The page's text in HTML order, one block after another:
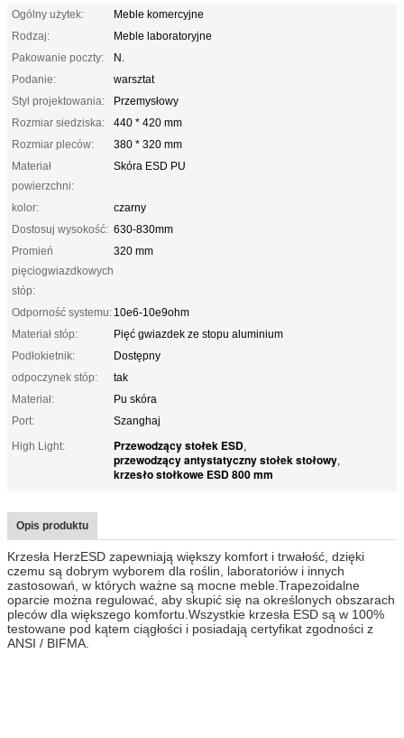
Ogólny użytek:
Meble komercyjne
Rodzaj:
Meble laboratoryjne
Pakowanie poczty:
N.
Podanie:
warsztat
Styl projektowania:
Przemysłowy
Rozmiar siedziska:
440 * 420 mm
Rozmiar pleców:
380 * 320 mm
Materiał
powierzchni:
Skóra ESD PU
kolor:
czarny
Dostosuj wysokość: 630-830mm
Promień
pięciogwiazdkowych
stóp:
320 mm
Odporność systemu: 10e6-10e9ohm
Materiał stóp:
Pięć gwiazdek ze stopu aluminium
Podłokietnik:
Dostępny
odpoczynek stóp:
tak
Materiał:
Pu skóra
Port:
Szanghaj
High Light:
Przewodzący stołek ESD,
przewodzący antystatyczny stołek stołowy,
krzesło stołkowe ESD 800 mm
Opis produktu
Krzesła HerzESD zapewniają większy komfort i trwałość, dzięki
czemu są dobrym wyborem dla roślin, laboratoriów i innych
zastosowań, w których ważne są mocne meble.Trapezoidalne
oparcie można regulować, aby skupić się na określonych obszarach
pleców dla większego komfortu.Wszystkie krzesła ESD są w 100%
testowane pod kątem ciągłości i posiadają certyfikat zgodności z
ANSI / BIFMA.